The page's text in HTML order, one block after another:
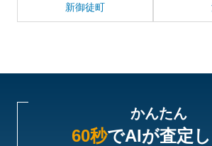
新御徒町
かんたん
60秒でAIが査定